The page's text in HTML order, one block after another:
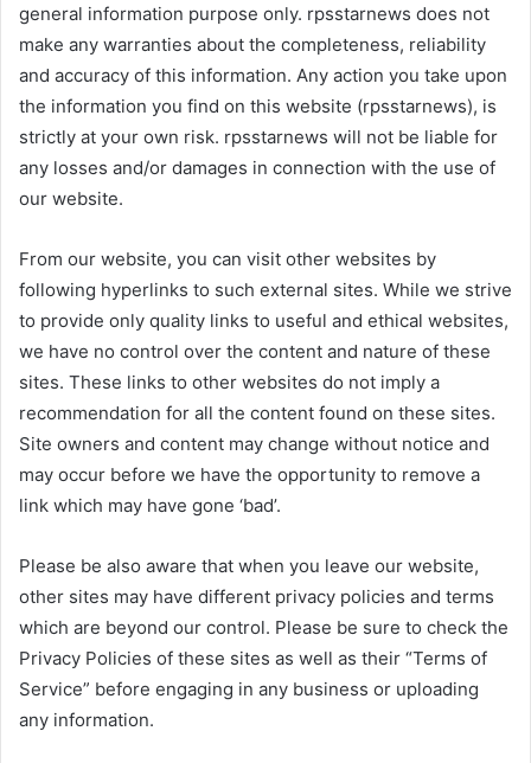
general information purpose only. rpsstarnews does not
make any warranties about the completeness, reliability
and accuracy of this information. Any action you take upon
the information you find on this website (rpsstarnews), is
strictly at your own risk. rpsstarnews will not be liable for
any losses and/or damages in connection with the use of
our website.
From our website, you can visit other websites by
following hyperlinks to such external sites. While we strive
to provide only quality links to useful and ethical websites,
we have no control over the content and nature of these
sites. These links to other websites do not imply a
recommendation for all the content found on these sites.
Site owners and content may change without notice and
may occur before we have the opportunity to remove a
link which may have gone ‘bad’.
Please be also aware that when you leave our website,
other sites may have different privacy policies and terms
which are beyond our control. Please be sure to check the
Privacy Policies of these sites as well as their “Terms of
Service” before engaging in any business or uploading
any information.